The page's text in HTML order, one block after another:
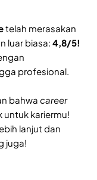
telah merasakan
luar biasa: 4,8/5!
profesional.
bahwa career
untuk kariermu!
lanjut dan
juga!